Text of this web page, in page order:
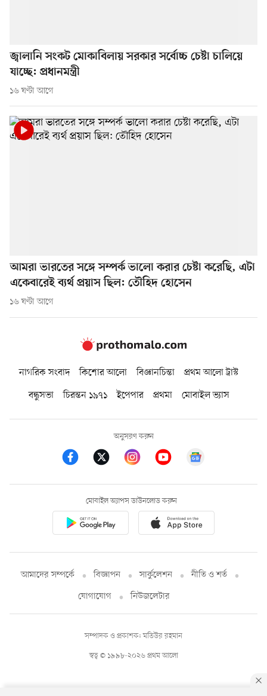
জ্বালানি সংকট মোকাবিলায় সরকার সর্বোচ্চ চেষ্টা চালিয়ে
যাচ্ছে: প্রধানমন্ত্রী
১৬ ঘণ্টা আগে
আমরা ভারতের সঙ্গে সম্পর্ক ভালো করার চেষ্টা করেছি, এটা
একেবারেই ব্যর্থ প্রয়াস ছিল: তৌহিদ হোসেন
১৬ ঘণ্টা আগে
নাগরিক সংবাদ কিশোর আলো বিজ্ঞানচিন্তা
প্রথম আলো ট্রাস্ট
বন্ধুসভা
চিরন্তন ১৯৭১ ইপেপার প্রথমা মোবাইল ভ্যাস
অনুসরণ করুন
মোবাইল অ্যাপস ডাউনলোড করুন
আমাদের সম্পর্কে বিজ্ঞাপন সার্কুলেশন
নীতি ও শর্ত
যোগাযোগ
নিউজলেটার
স্বত্ব © ১৯৯৮-২০২৬ প্রথম আলো
সম্পাদক ও প্রকাশক: মতিউর রহমান